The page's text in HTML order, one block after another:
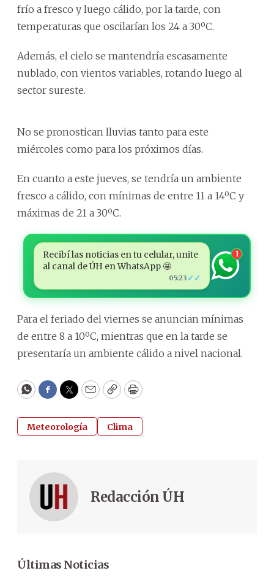
frío a fresco y luego cálido, por la tarde, con
temperaturas que oscilarían los 24 a 30ºC.
Además, el cielo se mantendría escasamente
nublado, con vientos variables, rotando luego al
sector sureste.
No se pronostican lluvias tanto para este
miércoles como para los próximos días.
En cuanto a este jueves, se tendría un ambiente
fresco a cálido, con mínimas de entre 11 a 14ºC y
máximas de 21 a 30ºC.
Recibí las noticias en tu celular, unite
al canal de ÚH en WhatsApp 🤩
05:23 ✓✓
1
Para el feriado del viernes se anuncian mínimas
de entre 8 a 10ºC, mientras que en la tarde se
presentaría un ambiente cálido a nivel nacional.
WhatsApp
Facebook
Twitter
EmailCopyPrint
Meteorología Clima
Redacción ÚH
Últimas Noticias